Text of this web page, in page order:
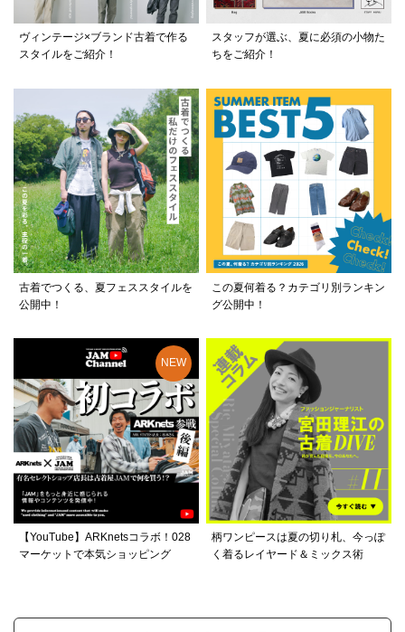
ヴィンテージ×ブランド古着で作る
スタイルをご紹介！
スタッフが選ぶ、夏に必須の小物た
ちをご紹介！
古着でつくる、夏フェススタイルを
公開中！
この夏何着る？カテゴリ別ランキン
グ公開中！
【YouTube】ARKnetsコラボ！028
マーケットで本気ショッピング
柄ワンピースは夏の切り札、今っぽ
く着るレイヤード＆ミックス術